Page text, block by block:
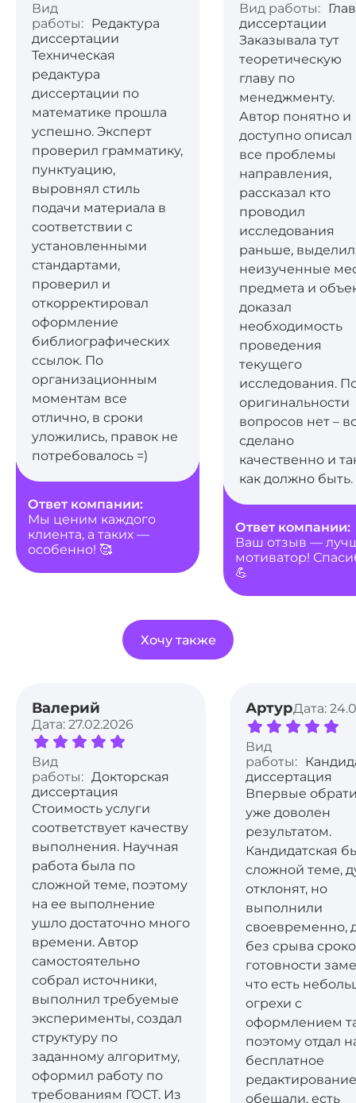
Вид
работы:
Редактура
диссертации
Техническая
редактура
диссертации по
математике прошла
успешно. Эксперт
проверил грамматику,
пунктуацию,
выровнял стиль
подачи материала в
соответствии с
установленными
стандартами,
проверил и
откорректировал
оформление
библиографических
ссылок. По
организационным
моментам все
отлично, в сроки
уложились, правок не
потребовалось =)
Ответ компании:
Мы ценим каждого
клиента, а таких —
особенно! 🥰
Вид работы:
диссертации
Заказывала тут
теоретическую
главу по
менеджменту.
Автор понятно и
доступно описал
все проблемы
направления,
рассказал кто
проводил
исследования
раньше, выделил
неизученные
предмета и
доказал
необходимость
проведения
текущего
исследования.
оригинальности
вопросов нет –
сделано
качественно и
как должно быть.
Ответ компании:
Ваш отзыв —
мотиватор!
💪
Хочу также
Валерий
Дата: 27.02.2026
Вид
работы: Докторская
диссертация
Стоимость услуги
соответствует качеству
выполнения. Научная
работа была по
сложной теме, поэтому
на ее выполнение
ушло достаточно много
времени. Автор
самостоятельно
собрал источники,
выполнил требуемые
эксперименты, создал
структуру по
заданному алгоритму,
оформил работу по
требованиям ГОСТ. Из
АртурДата:
Вид
работы:
диссертация
Впервые
уже доволен
результатом.
Кандидатская
сложной теме,
отклонят, но
выполнили
своевременно,
без срыва
готовности
что есть
огрехи с
оформлением
поэтому отдал
бесплатное
обещали, есть